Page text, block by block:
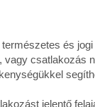
és jogi
csatlakozás
jelentő